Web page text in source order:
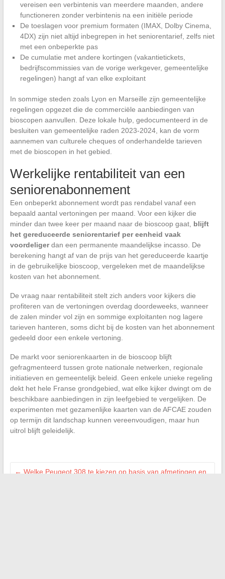
vereisen een verbintenis van meerdere maanden, andere
functioneren zonder verbintenis na een initiële periode
De toeslagen voor premium formaten (IMAX, Dolby Cinema,
4DX) zijn niet altijd inbegrepen in het seniorentarief, zelfs niet
met een onbeperkte pas
De cumulatie met andere kortingen (vakantietickets,
bedrijfscommissies van de vorige werkgever, gemeentelijke
regelingen) hangt af van elke exploitant
In sommige steden zoals Lyon en Marseille zijn gemeentelijke
regelingen opgezet die de commerciële aanbiedingen van
bioscopen aanvullen. Deze lokale hulp, gedocumenteerd in de
besluiten van gemeentelijke raden 2023-2024, kan de vorm
aannemen van culturele cheques of onderhandelde tarieven
met de bioscopen in het gebied.
Werkelijke rentabiliteit van een
seniorenabonnement
Een onbeperkt abonnement wordt pas rendabel vanaf een
bepaald aantal vertoningen per maand. Voor een kijker die
minder dan twee keer per maand naar de bioscoop gaat, blijft
het gereduceerde seniorentarief per eenheid vaak
voordeligerdan een permanente maandelijkse incasso. De
berekening hangt af van de prijs van het gereduceerde kaartje
in de gebruikelijke bioscoop, vergeleken met de maandelijkse
kosten van het abonnement.
De vraag naar rentabiliteit stelt zich anders voor kijkers die
profiteren van de vertoningen overdag doordeweeks, wanneer
de zalen minder vol zijn en sommige exploitanten nog lagere
tarieven hanteren, soms dicht bij de kosten van het abonnement
gedeeld door een enkele vertoning.
De markt voor seniorenkaarten in de bioscoop blijft
gefragmenteerd tussen grote nationale netwerken, regionale
initiatieven en gemeentelijk beleid. Geen enkele unieke regeling
dekt het hele Franse grondgebied, wat elke kijker dwingt om de
beschikbare aanbiedingen in zijn leefgebied te vergelijken. De
experimenten met gezamenlijke kaarten van de AFCAE zouden
op termijn dit landschap kunnen vereenvoudigen, maar hun
uitrol blijft geleidelijk.
← Welke Peugeot 308 te kiezen op basis van afmetingen en